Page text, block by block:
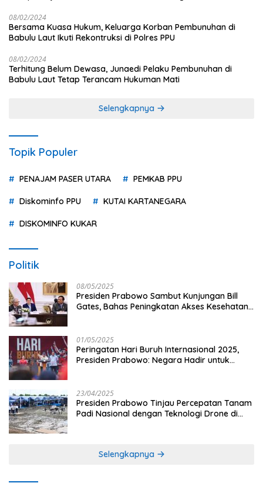
08/02/2024
Bersama Kuasa Hukum, Keluarga Korban Pembunuhan di
Babulu Laut Ikuti Rekontruksi di Polres PPU
08/02/2024
Terhitung Belum Dewasa, Junaedi Pelaku Pembunuhan di
Babulu Laut Tetap Terancam Hukuman Mati
Selengkapnya
Topik Populer
PENAJAM PASER UTARA PEMKAB PPU
Diskominfo PPU KUTAI KARTANEGARA
DISKOMINFO KUKAR
Politik
08/05/2025
Presiden Prabowo Sambut Kunjungan Bill
Gates, Bahas Peningkatan Akses Kesehatan
01/05/2025
Peringatan Hari Buruh Internasional 2025,
Presiden Prabowo: Negara Hadir untuk
23/04/2025
Presiden Prabowo Tinjau Percepatan Tanam
Padi Nasional dengan Teknologi Drone di
Selengkapnya